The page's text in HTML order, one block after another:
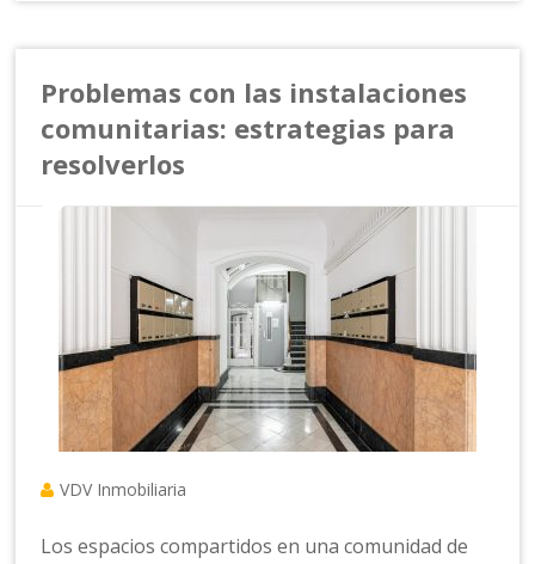
Problemas con las instalaciones
comunitarias: estrategias para
resolverlos
VDV Inmobiliaria
Los espacios compartidos en una comunidad de